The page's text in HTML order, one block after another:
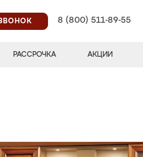
8 (800) 511-89-55
РАССРОЧКА АКЦИИ